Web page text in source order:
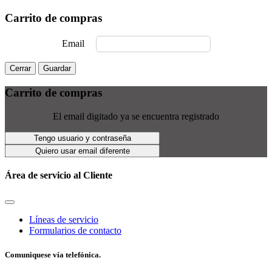
Carrito de compras
Email
Cerrar Guardar
Carrito de compras
El email digitado ya se encuentra registrado
Tengo usuario y contraseña
Quiero usar email diferente
Área de servicio al Cliente
Líneas de servicio
Formularios de contacto
Comuniquese vía telefónica.